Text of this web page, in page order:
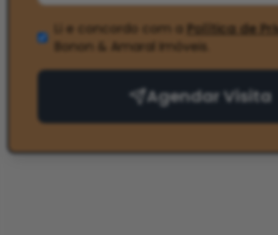
Li e concordo com a Política de
Bonon & Amaral Imóveis
Agendar Visita